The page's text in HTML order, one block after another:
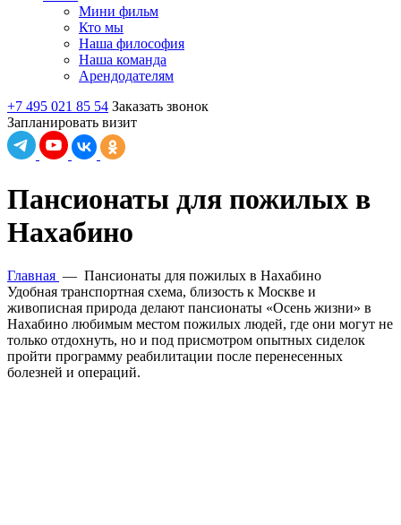
Мини фильм
Кто мы
Наша философия
Наша команда
Арендодателям
+7 495 021 85 54 Заказать звонок
Запланировать визит
Пансионаты для пожилых в
Нахабино
Главная — Пансионаты для пожилых в Нахабино
Удобная транспортная схема, близость к Москве и
живописная природа делают пансионаты «Осень жизни» в
Нахабино любимым местом пожилых людей, где они могут не
только отдохнуть, но и под присмотром опытных сиделок
пройти программу реабилитации после перенесенных
болезней и операций.